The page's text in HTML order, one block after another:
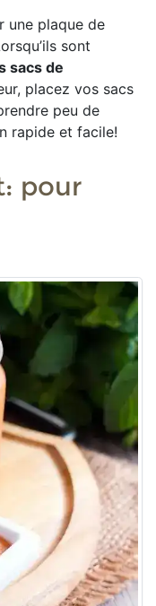
une plaque de
sont
sacs de
placez vos sacs
peu de
rapide et facile!
pour